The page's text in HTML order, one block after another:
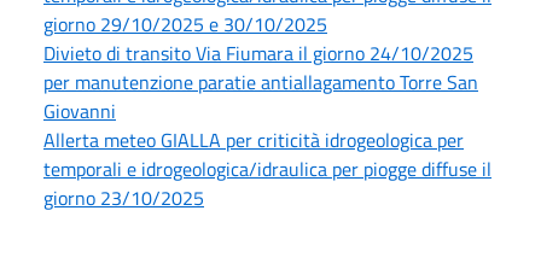
giorno 29/10/2025 e 30/10/2025
Divieto di transito Via Fiumara il giorno 24/10/2025
per manutenzione paratie antiallagamento Torre San
Giovanni
Allerta meteo GIALLA per criticità idrogeologica per
temporali e idrogeologica/idraulica per piogge diffuse il
giorno 23/10/2025